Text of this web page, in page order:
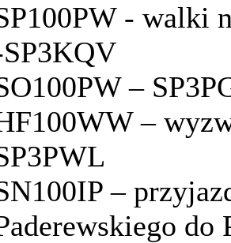
- walki
–
–
–
do